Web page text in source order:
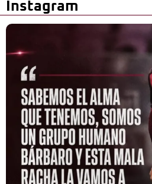
Instagram